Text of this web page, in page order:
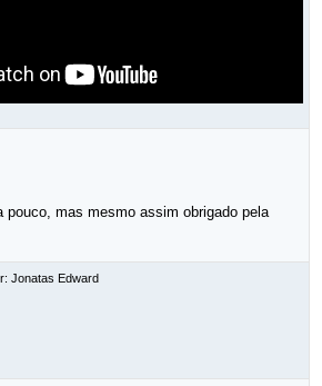
pouco, mas mesmo assim obrigado pela
Jonatas Edward